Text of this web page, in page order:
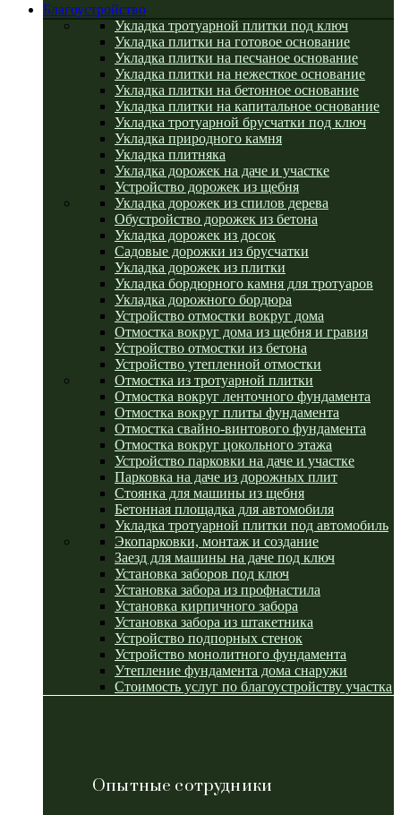
Благоустройство
Укладка тротуарной плитки под ключ
Укладка плитки на готовое основание
Укладка плитки на песчаное основание
Укладка плитки на нежесткое основание
Укладка плитки на бетонное основание
Укладка плитки на капитальное основание
Укладка тротуарной брусчатки под ключ
Укладка природного камня
Укладка плитняка
Укладка дорожек на даче и участке
Устройство дорожек из щебня
Укладка дорожек из спилов дерева
Обустройство дорожек из бетона
Укладка дорожек из досок
Садовые дорожки из брусчатки
Укладка дорожек из плитки
Укладка бордюрного камня для тротуаров
Укладка дорожного бордюра
Устройство отмостки вокруг дома
Отмостка вокруг дома из щебня и гравия
Устройство отмостки из бетона
Устройство утепленной отмостки
Отмостка из тротуарной плитки
Отмостка вокруг ленточного фундамента
Отмостка вокруг плиты фундамента
Отмостка свайно-винтового фундамента
Отмостка вокруг цокольного этажа
Устройство парковки на даче и участке
Парковка на даче из дорожных плит
Стоянка для машины из щебня
Бетонная площадка для автомобиля
Укладка тротуарной плитки под автомобиль
Экопарковки, монтаж и создание
Заезд для машины на даче под ключ
Установка заборов под ключ
Установка забора из профнастила
Установка кирпичного забора
Установка забора из штакетника
Устройство подпорных стенок
Устройство монолитного фундамента
Утепление фундамента дома снаружи
Стоимость услуг по благоустройству участка
Опытные сотрудники